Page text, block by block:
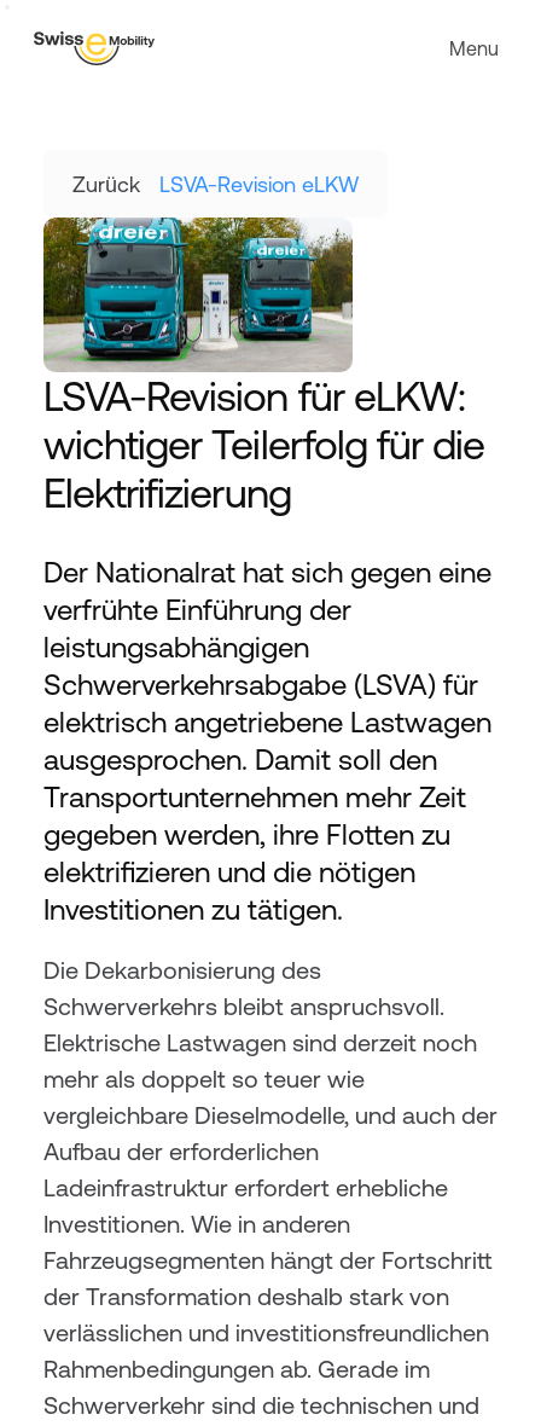
Zurück LSVA-Revision eLKW
LSVA-Revision für eLKW:
wichtiger Teilerfolg für die
Elektrifizierung
Der Nationalrat hat sich gegen eine
verfrühte Einführung der
leistungsabhängigen
Schwerverkehrsabgabe (LSVA) für
elektrisch angetriebene Lastwagen
ausgesprochen. Damit soll den
Transportunternehmen mehr Zeit
gegeben werden, ihre Flotten zu
elektrifizieren und die nötigen
Investitionen zu tätigen.
Die Dekarbonisierung des
Schwerverkehrs bleibt anspruchsvoll.
Elektrische Lastwagen sind derzeit noch
mehr als doppelt so teuer wie
vergleichbare Dieselmodelle, und auch der
Aufbau der erforderlichen
Ladeinfrastruktur erfordert erhebliche
Investitionen. Wie in anderen
Fahrzeugsegmenten hängt der Fortschritt
der Transformation deshalb stark von
verlässlichen und investitionsfreundlichen
Rahmenbedingungen ab. Gerade im
Schwerverkehr sind die technischen und
Menu